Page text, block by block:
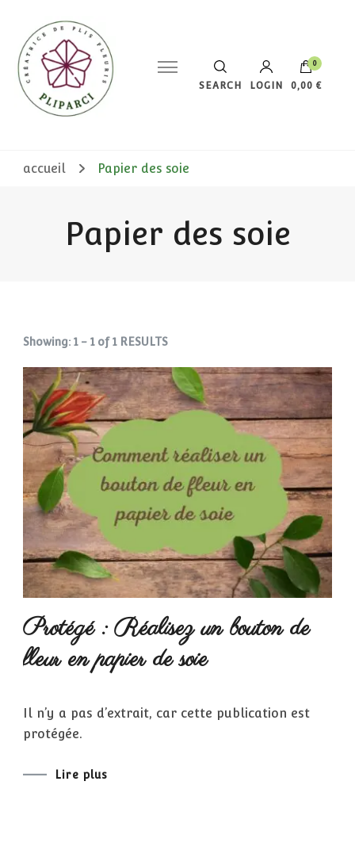
SEARCH LOGIN
0
0,00 €
accueil Papier des soie
Papier des soie
Showing: 1 - 1 of 1 RESULTS
Protégé : Réalisez un bouton de
fleur en papier de soie
Il n’y a pas d’extrait, car cette publication est
protégée.
Lire plus